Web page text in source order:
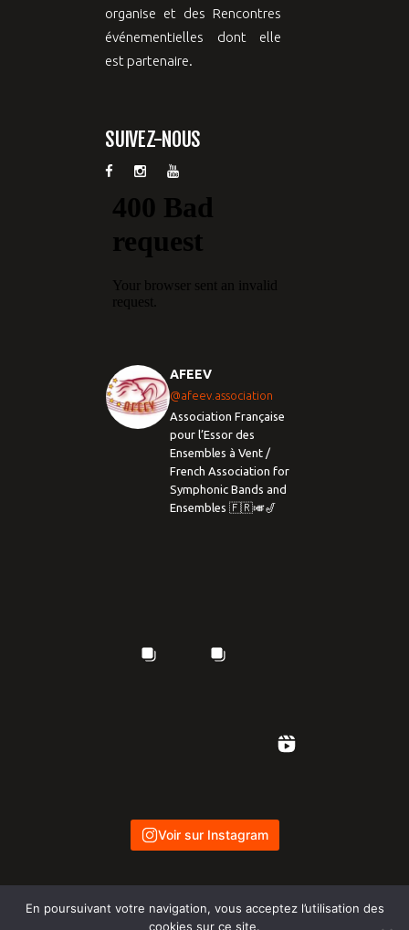
organise et des Rencontres
événementielles dont elle
est partenaire.
SUIVEZ-NOUS
AFEEV
@afeev.association
Association Française
pour l’Essor des
Ensembles à Vent /
French Association for
Symphonic Bands and
Ensembles 🇫🇷🎺🎷
Voir sur Instagram
En poursuivant votre navigation, vous acceptez l’utilisation des
cookies sur ce site.